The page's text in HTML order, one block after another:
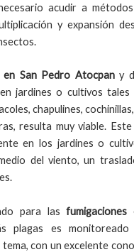
acudir a
y expansión
en San Pedro Atocpany
jardines o cultivos tales
chapulines,
resulta muy viable.
en los jardines o
del viento, un
para las fumigaciones
plagas es
con un excelente